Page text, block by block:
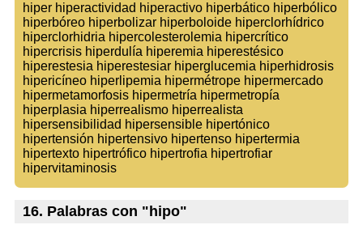
hiper hiperactividad hiperactivo hiperbático hiperbólico
hiperbóreo hiperbolizar hiperboloide hiperclorhídrico
hiperclorhidria hipercolesterolemia hipercrítico
hipercrisis hiperdulía hiperemia hiperestésico
hiperestesia hiperestesiar hiperglucemia hiperhidrosis
hipericíneo hiperlipemia hipermétrope hipermercado
hipermetamorfosis hipermetría hipermetropía
hiperplasia hiperrealismo hiperrealista
hipersensibilidad hipersensible hipertónico
hipertensión hipertensivo hipertenso hipertermia
hipertexto hipertrófico hipertrofia hipertrofiar
hipervitaminosis
16. Palabras con "hipo"